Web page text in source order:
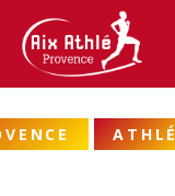
ATHLÉ